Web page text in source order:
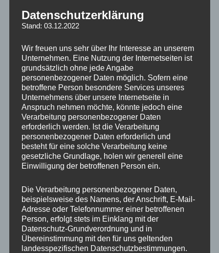
Produktsicherheit
Gewicht 1 kg
Produktart Radschraube
Gewindedurchmesser M14
Gewindesteigung 1,25
Schaftlänge 45 mm
Bundform Kegelbund 60°
Materialfestigkeit 10.9
Grundfarbe Schwarz
Material Stahl
Datenschutzerklärung
Stand: 03.12.2022
Wir freuen uns sehr über Ihr Interesse an unserem
Unternehmen. Eine Nutzung der Internetseiten ist
grundsätzlich ohne jede Angabe
personenbezogener Daten möglich. Sofern eine
betroffene Person besondere Services unseres
Unternehmens über unsere Internetseite in
Anspruch nehmen möchte, könnte jedoch eine
Verarbeitung personenbezogener Daten
erforderlich werden. Ist die Verarbeitung
personenbezogener Daten erforderlich und
besteht für eine solche Verarbeitung keine
gesetzliche Grundlage, holen wir generell eine
Einwilligung der betroffenen Person ein.
Die Verarbeitung personenbezogener Daten,
beispielsweise des Namens, der Anschrift, E-Mail-
Adresse oder Telefonnummer einer betroffenen
Person, erfolgt stets im Einklang mit der
Datenschutz-Grundverordnung und in
Übereinstimmung mit den für uns geltenden
landesspezifischen Datenschutzbestimmungen.